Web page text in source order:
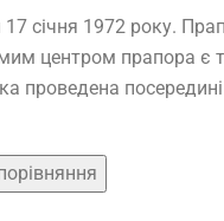
січня 1972 року.
центром прапора є
проведена